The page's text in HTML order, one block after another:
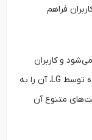
فراهم
و کاربران
می‌توانند با پیروی از دستورالعمل‌های ارائه شده توسط LG، آن را به
متنوع آن